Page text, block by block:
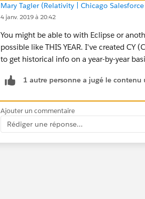
Mary Tagler (Relativity | Chicago
4 janv. 2019 à 20:42
You might be able to with Eclipse or
possible like THIS YEAR. I've created CY
to get historical info on a year-by-year
1 autre personne a jugé le contenu
Ajouter un commentaire
Rédiger une réponse...